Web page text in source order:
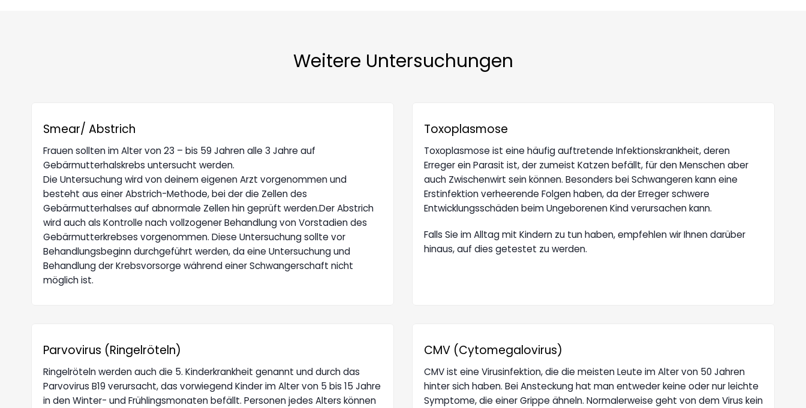
Weitere Untersuchungen
Smear/ Abstrich
Frauen sollten im Alter von 23 – bis 59 Jahren alle 3 Jahre auf
Gebärmutterhalskrebs untersucht werden.
Die Untersuchung wird von deinem eigenen Arzt vorgenommen und
besteht aus einer Abstrich-Methode, bei der die Zellen des
Gebärmutterhalses auf abnormale Zellen hin geprüft werden.Der Abstrich
wird auch als Kontrolle nach vollzogener Behandlung von Vorstadien des
Gebärmutterkrebses vorgenommen. Diese Untersuchung sollte vor
Behandlungsbeginn durchgeführt werden, da eine Untersuchung und
Behandlung der Krebsvorsorge während einer Schwangerschaft nicht
möglich ist.
Toxoplasmose
Toxoplasmose ist eine häufig auftretende Infektionskrankheit, deren
Erreger ein Parasit ist, der zumeist Katzen befällt, für den Menschen aber
auch Zwischenwirt sein können. Besonders bei Schwangeren kann eine
Erstinfektion verheerende Folgen haben, da der Erreger schwere
Entwicklungsschäden beim Ungeborenen Kind verursachen kann.
Falls Sie im Alltag mit Kindern zu tun haben, empfehlen wir Ihnen darüber
hinaus, auf dies getestet zu werden.
Parvovirus (Ringelröteln)
Ringelröteln werden auch die 5. Kinderkrankheit genannt und durch das
Parvovirus B19 verursacht, das vorwiegend Kinder im Alter von 5 bis 15 Jahre
in den Winter- und Frühlingsmonaten befällt. Personen jedes Alters können
CMV (Cytomegalovirus)
CMV ist eine Virusinfektion, die die meisten Leute im Alter von 50 Jahren
hinter sich haben. Bei Ansteckung hat man entweder keine oder nur leichte
Symptome, die einer Grippe ähneln. Normalerweise geht von dem Virus kein